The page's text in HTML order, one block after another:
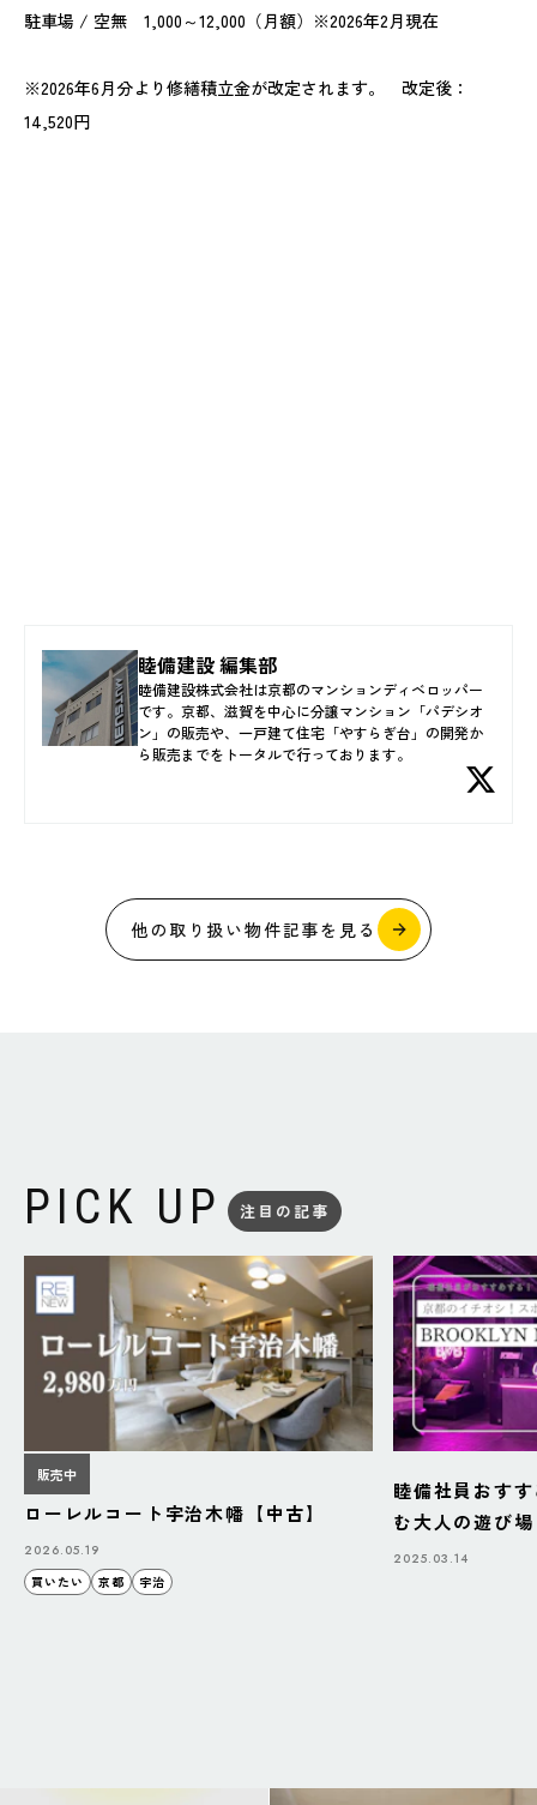
駐車場 / 空無 1,000～12,000（月額）※2026年2月現在
※2026年6月分より修繕積立金が改定されます。 改定後：
14,520円
睦備建設 編集部
睦備建設株式会社は京都のマンションディベロッパー
です。京都、滋賀を中心に分譲マンション「パデシオ
ン」の販売や、一戸建て住宅「やすらぎ台」の開発か
ら販売までをトータルで行っております。
他の取り扱い物件記事を見る
PICK UP 注目の記事
販売中
ローレルコート宇治木幡【中古】
2026.05.19
買いたい
京都 宇治
睦備社員おす
む大人の遊び
BAZAAR」
2025.03.14